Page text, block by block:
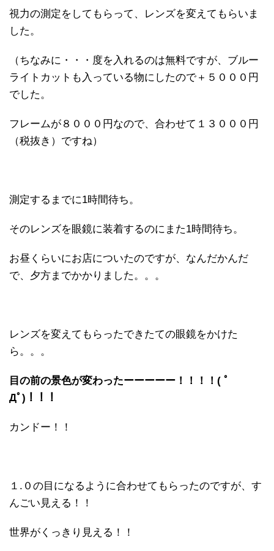
視力の測定をしてもらって、レンズを変えてもらいま
した。
（ちなみに・・・度を入れるのは無料ですが、ブルー
ライトカットも入っている物にしたので＋５０００円
でした。
フレームが８０００円なので、合わせて１３０００円
（税抜き）ですね）
測定するまでに1時間待ち。
そのレンズを眼鏡に装着するのにまた1時間待ち。
お昼くらいにお店についたのですが、なんだかんだ
で、夕方までかかりました。。。
レンズを変えてもらったできたての眼鏡をかけた
ら。。。
目の前の景色が変わったーーーーー！！！！( ﾟ
Дﾟ)！！！
カンドー！！
１.０の目になるように合わせてもらったのですが、す
んごい見える！！
世界がくっきり見える！！